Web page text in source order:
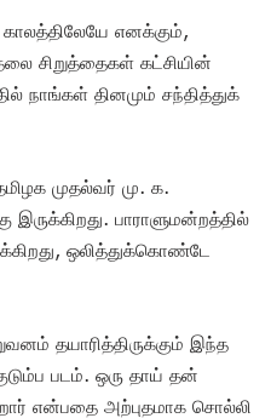
காலத்திலேயே எனக்கும்,
சிறுத்தைகள் கட்சியின்
நாங்கள் தினமும் சந்தித்துக்
முதல்வர் மு. க.
பாராளுமன்றத்தில்
ஒலித்துக்கொண்டே
தயாரித்திருக்கும் இந்த
படம். ஒரு தாய் தன்
என்பதை அற்புதமாக சொல்லி